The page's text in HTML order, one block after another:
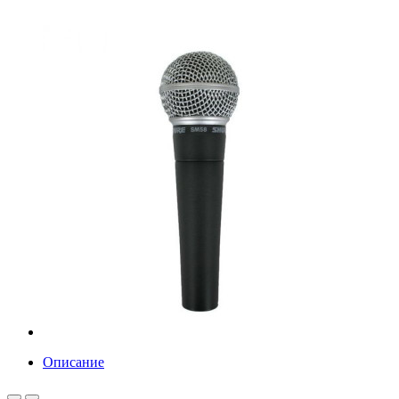
Описание